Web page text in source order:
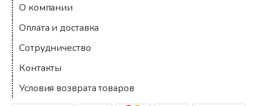
О компании
Оплата и доставка
Сотрудничество
Контакты
Условия возврата товаров